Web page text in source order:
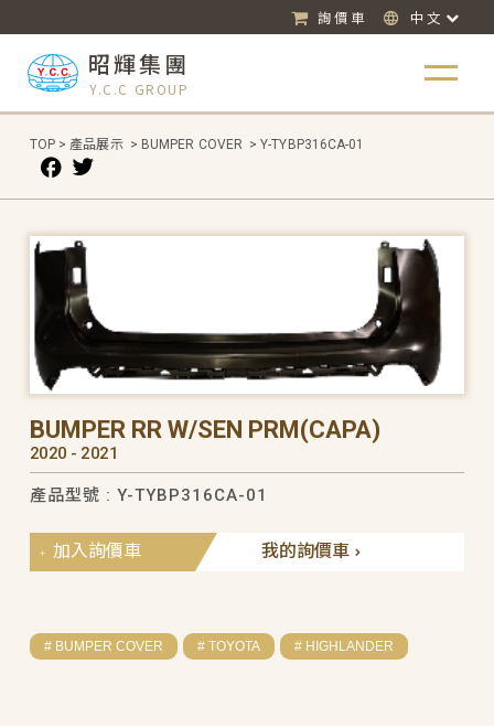
詢價車 中文
昭輝集團
Y.C.C GROUP
TOP > 產品展示 > BUMPER COVER > Y-TYBP316CA-01
BUMPER RR W/SEN PRM(CAPA)
2020 - 2021
產品型號 : Y-TYBP316CA-01
我的詢價車
加入詢價車
# BUMPER COVER # TOYOTA # HIGHLANDER